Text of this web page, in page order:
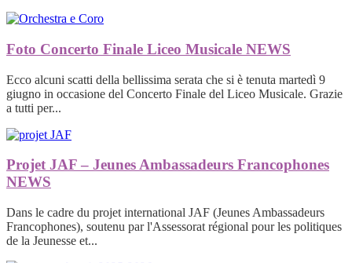
Foto Concerto Finale Liceo Musicale NEWS
Ecco alcuni scatti della bellissima serata che si è tenuta martedì 9
giugno in occasione del Concerto Finale del Liceo Musicale. Grazie
a tutti per...
Projet JAF – Jeunes Ambassadeurs Francophones
NEWS
Dans le cadre du projet international JAF (Jeunes Ambassadeurs
Francophones), soutenu par l'Assessorat régional pour les politiques
de la Jeunesse et...